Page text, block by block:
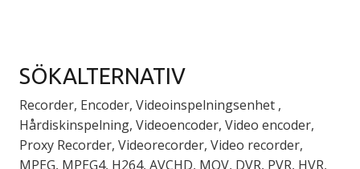
SÖKALTERNATIV
Recorder, Encoder, Videoinspelningsenhet ,
Hårdiskinspelning, Videoencoder, Video encoder,
Proxy Recorder, Videorecorder, Video recorder,
MPEG, MPEG4, H264, AVCHD, MOV, DVR, PVR, HVR,